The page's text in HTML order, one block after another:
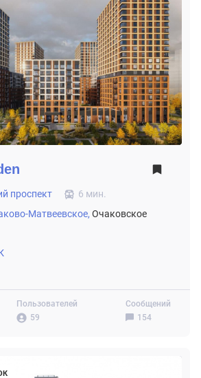
Пользователей
59
Сообщений
154
проспект
6 мин.
Матвеевское, Очаковское